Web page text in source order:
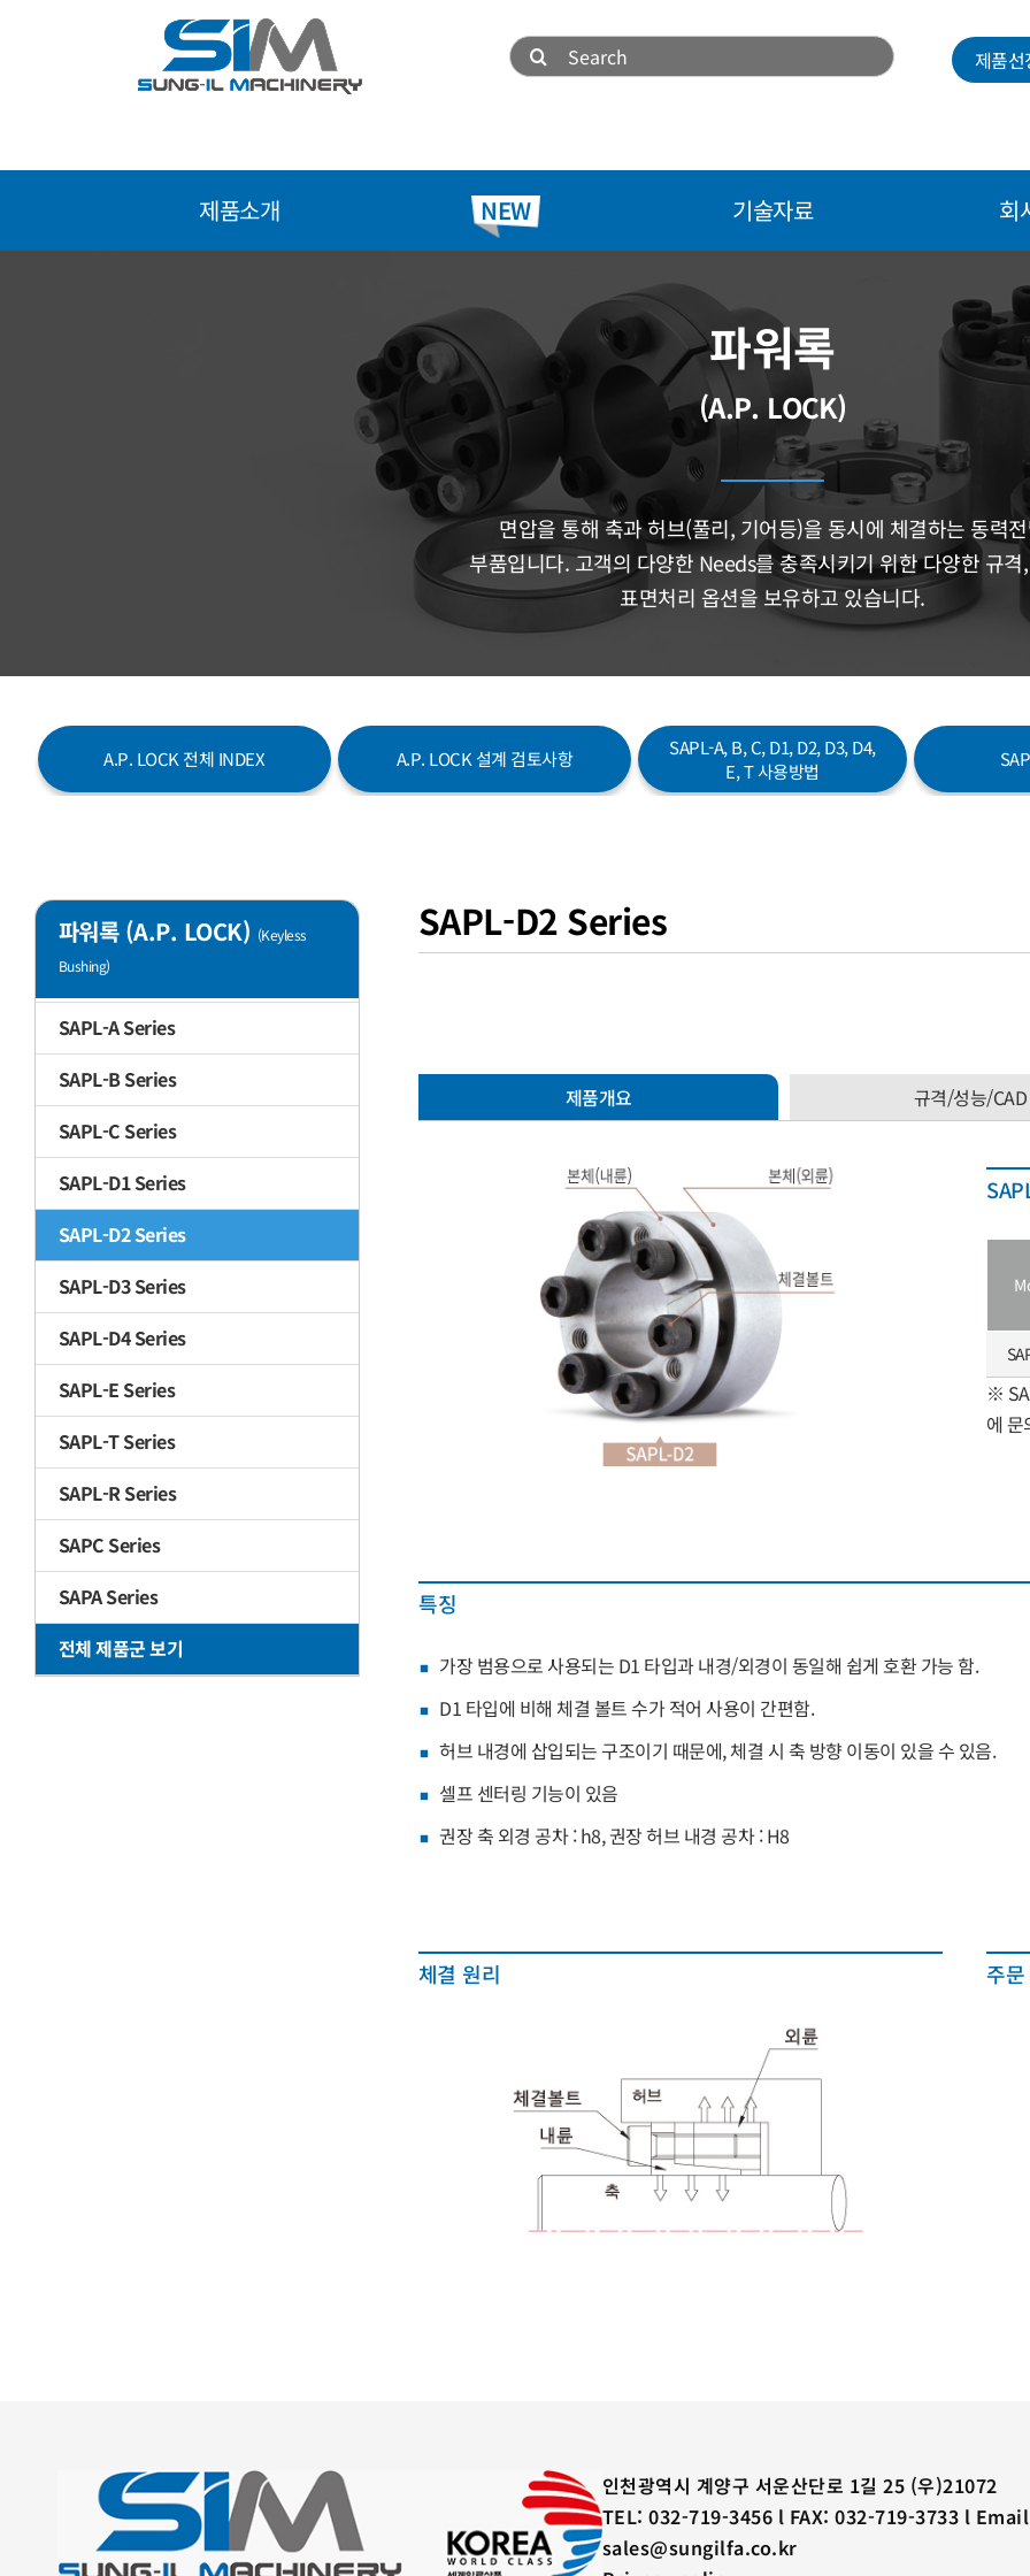
너
검
색:
제품
제품소개 NEW 기술자료 회
파워록
(A.P. LOCK)
면압을 통해 축과 허브(풀리, 기어등)을 동시에 체결하는 동력
부품입니다. 고객의 다양한 Needs를 충족시키기 위한 다양한 규격
표면처리 옵션을 보유하고 있습니다.
A.P. LOCK 전체 INDEX A.P. LOCK 설계 검토사항
SAPL-A, B, C, D1, D2, D3, D4,
E, T 사용방법
파워록 (A.P. LOCK) (Keyless
Bushing)
SAPL-A Series
SAPL-B Series
SAPL-C Series
SAPL-D1 Series
SAPL-D2 Series
SAPL-D3 Series
SAPL-D4 Series
SAPL-E Series
SAPL-T Series
SAPL-R Series
SAPC Series
SAPA Series
전체 제품군 보기
SAPL-D2 Series
제품개요 규격/성능/CAD
※
에 문
특징
가장 범용으로 사용되는 D1 타입과 내경/외경이 동일해 쉽게 호환 가능 함.
D1 타입에 비해 체결 볼트 수가 적어 사용이 간편함.
허브 내경에 삽입되는 구조이기 때문에, 체결 시 축 방향 이동이 있을 수 있음.
셀프 센터링 기능이 있음
권장 축 외경 공차 : h8, 권장 허브 내경 공차 : H8
체결 원리 주
인천광역시 계양구 서운산단로 1길 25 (우)21072
TEL: 032-719-3456 l FAX: 032-719-3733 l
sales@sungilfa.co.kr